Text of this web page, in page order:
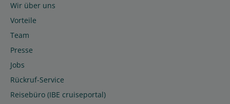
Wir über uns
Vorteile
Team
Presse
Jobs
Rückruf-Service
Reisebüro (IBE cruiseportal)